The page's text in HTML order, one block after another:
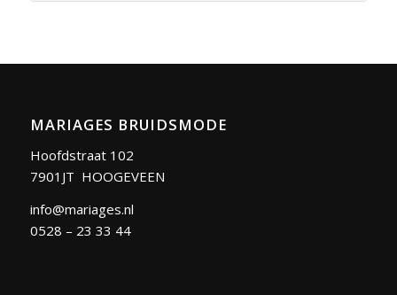
MARIAGES BRUIDSMODE
Hoofdstraat 102
7901JT HOOGEVEEN
info@mariages.nl
0528 – 23 33 44